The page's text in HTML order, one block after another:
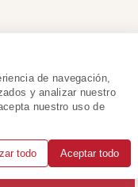
de navegación,
y analizar nuestro
nuestro uso de
todo Aceptar todo